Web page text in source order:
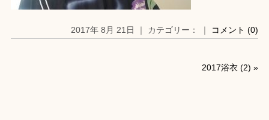
2017年 8月 21日 ｜ カテゴリー： ｜ コメント (0)
2017浴衣 (2) »